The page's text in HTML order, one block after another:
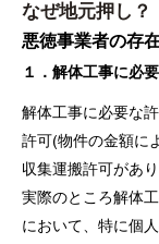
解体工事に必要な
許可(物件の金額に
収集運搬許可があり
実際のところ解体
において、特に個
１．解体工事に必
悪徳事業者の存
なぜ地元押し？